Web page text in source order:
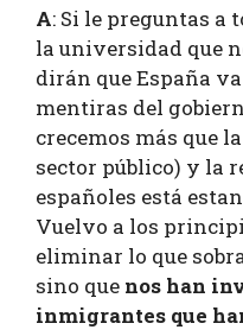
A: Si le preguntas a
la universidad que
dirán que España
mentiras del
crecemos más que
sector público) y la
españoles está
Vuelvo a los
eliminar lo que
sino que nos han
inmigrantes que